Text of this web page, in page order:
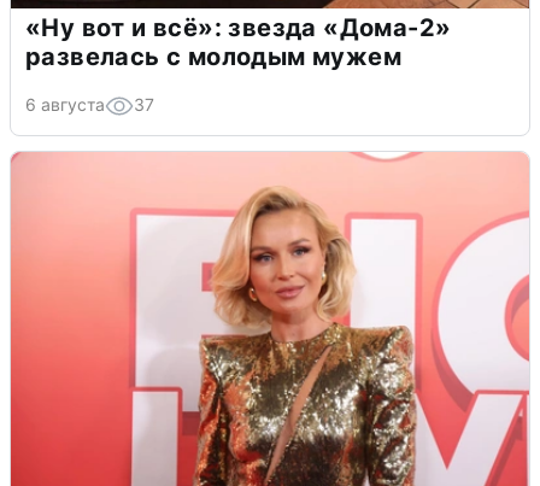
«Ну вот и всё»: звезда «Дома-2»
развелась с молодым мужем
6 августа 37